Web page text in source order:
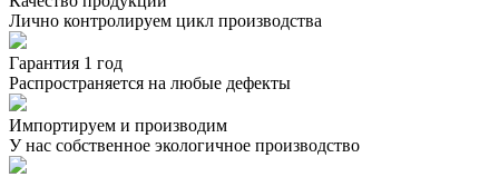
Лично контролируем цикл производства
Гарантия 1 год
Распространяется на любые дефекты
Импортируем и производим
У нас собственное экологичное производство